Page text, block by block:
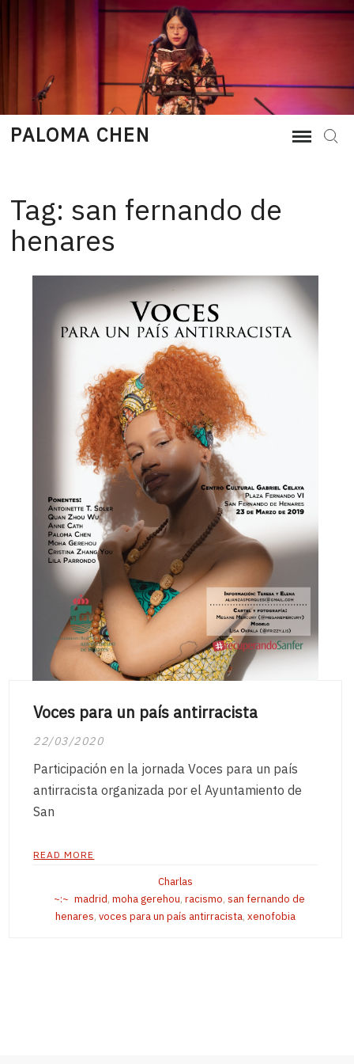
PALOMA CHEN
Tag: san fernando de
henares
Voces para un país antirracista
22/03/2020
Participación en la jornada Voces para un país
antirracista organizada por el Ayuntamiento de
San
READ MORE
Charlas
madrid, moha gerehou, racismo, san fernando de
henares, voces para un país antirracista, xenofobia